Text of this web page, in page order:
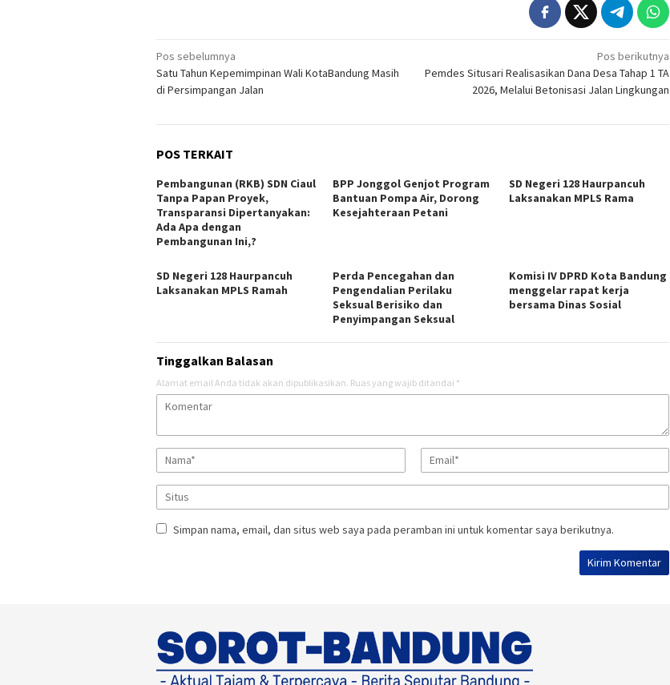
Navigasi
pos
Pos sebelumnya
Satu Tahun Kepemimpinan Wali KotaBandung Masih
di Persimpangan Jalan
Pos berikutnya
Pemdes Situsari Realisasikan Dana Desa Tahap 1 TA
2026, Melalui Betonisasi Jalan Lingkungan
POS TERKAIT
Pembangunan (RKB) SDN Ciaul
Tanpa Papan Proyek,
Transparansi Dipertanyakan:
Ada Apa dengan
Pembangunan Ini,?
BPP Jonggol Genjot Program
Bantuan Pompa Air, Dorong
Kesejahteraan Petani
SD Negeri 128 Haurpancuh
Laksanakan MPLS Rama
SD Negeri 128 Haurpancuh
Laksanakan MPLS Ramah
Perda Pencegahan dan
Pengendalian Perilaku
Seksual Berisiko dan
Penyimpangan Seksual
Komisi IV DPRD Kota Bandung
menggelar rapat kerja
bersama Dinas Sosial
Tinggalkan Balasan
Alamat email Anda tidak akan dipublikasikan. Ruas yang wajib ditandai *
Simpan nama, email, dan situs web saya pada peramban ini untuk komentar saya berikutnya.